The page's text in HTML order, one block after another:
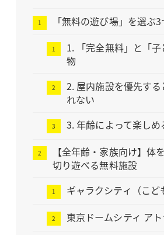
「無料の遊び場」を選ぶ
1. 「完全無料」と「
物
2. 屋内施設を優先す
れない
3. 年齢によって楽し
【全年齢・家族向け】体
切り遊べる無料施設
ギャラクシティ（こど
東京ドームシティ ア